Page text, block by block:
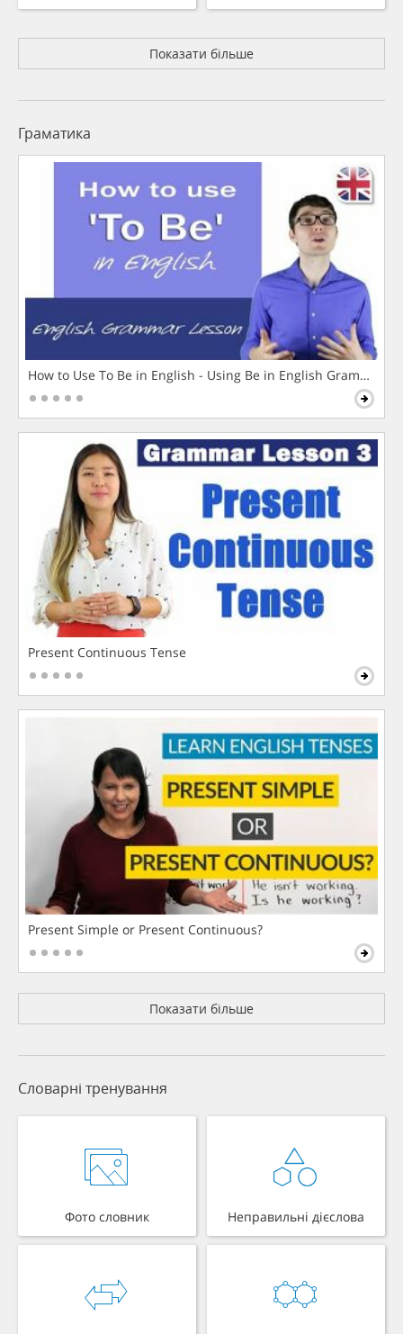
Показати більше
Граматика
How to Use To Be in English - Using Be in English Grammar
Present Continuous Tense
Present Simple or Present Continuous?
Показати більше
Словарні тренування
Фото словник Неправильні дієслова